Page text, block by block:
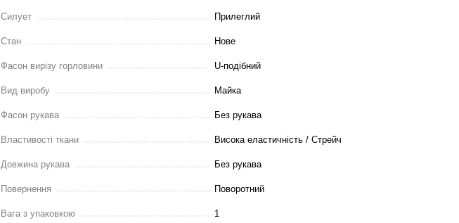
Силует Прилеглий
Стан Нове
Фасон вирізу горловини U-подібний
Вид виробу Майка
Фасон рукава Без рукава
Властивості ткани Висока еластичність / Стрейч
Довжина рукава Без рукава
Повернення Поворотний
Вага з упаковкою 1